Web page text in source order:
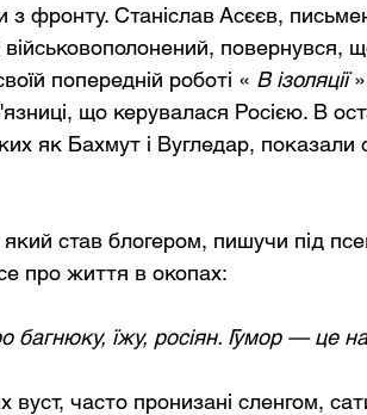
фронту. Станіслав Асєєв,
повернувся,
попередній роботі « В ізоляції
що керувалася Росією. В
як Бахмут і Вугледар, показали
став блогером, пишучи під
про життя в окопах:
багнюку, їжу, росіян. Гумор — це
вуст, часто пронизані сленгом,